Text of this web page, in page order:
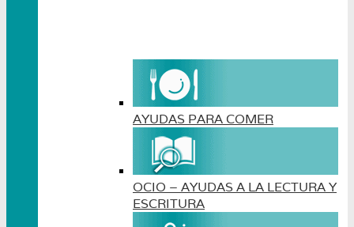
AYUDAS PARA COMER
OCIO – AYUDAS A LA LECTURA Y
ESCRITURA